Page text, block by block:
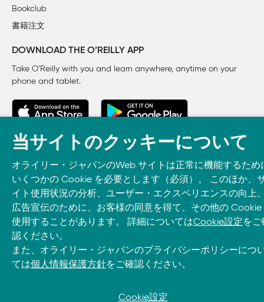
組み立て
INTERVIEW 07　宇井恭一 （JAXA 宇宙輸送ミッション
INTERVIEW 08　井元隆行 （JAXA 宇宙輸送ミッション
打ち上げ
INTERVIEW 09　森田泰弘（JAXA 宇宙輸送ミッション
Bookclub
書籍注文
DOWNLOAD THE O’REILLY APP
Take O’Reilly with you and learn anywhere, anytime on your
phone and tablet.
© 2026, O’Reilly Japan, Inc. oreilly.co.jpに掲載されているすべて
のトレードマークおよび登録商標は、それぞれの所有者に帰属し
ます。
当サイトのクッキーについて
オライリー・ジャパンのWeb サイトは正常に機能するため
いくつかの Cookie を必要とします（必須）。 このほか、
イト使用状況の分析、ユーザー・エクスペリエンスの向上
広告宣伝のために、お客様の同意を得て、その他の Cookie
使用することがあります。 詳細についてはCookie設定をご
認ください。
また、オライリー・ジャパンのプライバシーポリシーにつ
ては個人情報保護方針をご確認ください。
Cookie設定